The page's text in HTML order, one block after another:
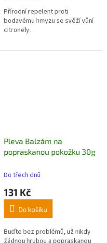
Přírodní repelent proti
bodavému hmyzu se svěží vůní
citronely.
Pleva Balzám na
popraskanou pokožku 30g
Do třech dnů
131 Kč
Do košíku
Buďte bez problémů, už nikdy
žádnou hrubou a popraskanou